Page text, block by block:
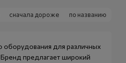
сначала дороже по названию
для различных
Бренд предлагает широкий